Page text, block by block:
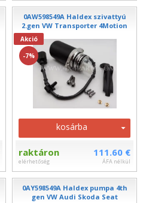
0AW598549A Haldex szivattyú
2.gen VW Transporter 4Motion
Akció
-7%
kosárba
raktáron
elérhetőség
111.60 €
ÁFA nélkül
0AY598549A Haldex pumpa 4th
gen VW Audi Skoda Seat